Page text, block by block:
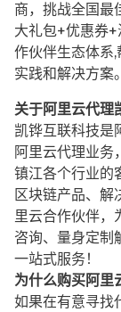
商，挑战全国最
大礼包+优惠券
作伙伴生态体系
实践和解决方案。
关于阿里云代理
凯铧互联科技是
阿里云代理业务
镇江各个行业的
区块链产品、解
里云合作伙伴，
咨询、量身定制
一站式服务！
为什么购买阿里
如果在有意寻找